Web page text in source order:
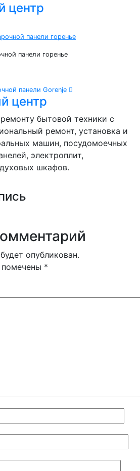
центр
панели горенье
панели Gorenje
центр
бытовой техники с
ремонт, установка и
машин, посудомоечных
электроплит,
шкафов.
опубликован.
помечены *